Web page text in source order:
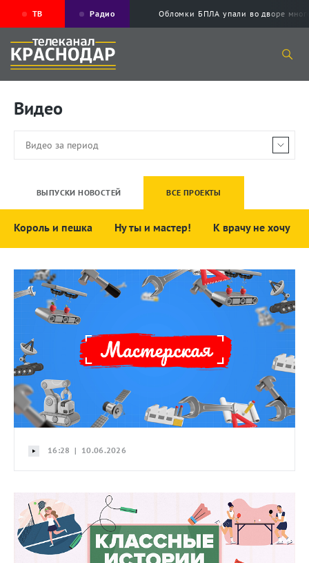
ТВ Радио Обломки БПЛА упали во дворе
Видео
ВЫПУСКИ НОВОСТЕЙ ВСЕ ПРОЕКТЫ
Король и пешка Ну ты и мастер! К врачу не хочу
16:28 | 10.06.2026